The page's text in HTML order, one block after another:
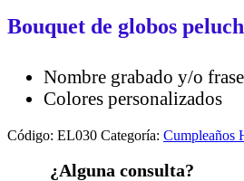
Bouquet de globos
Nombre grabado y/o
Colores personalizados
Código: EL030 Categoría: Cumpleaños
¿Alguna consulta?